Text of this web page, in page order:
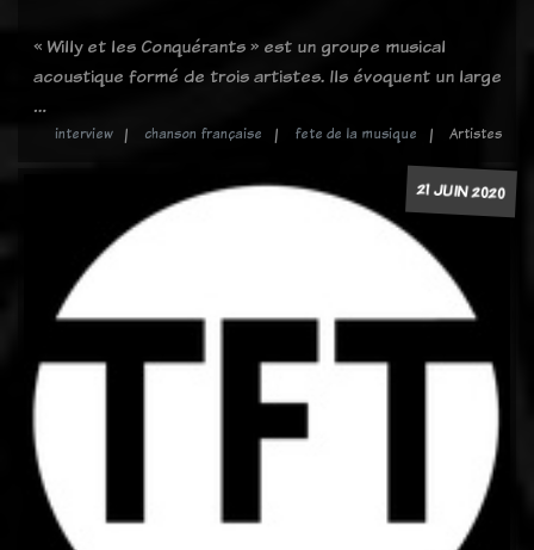
« Willy et les Conquérants » est un groupe musical
acoustique formé de trois artistes. Ils évoquent un large
…
interview chanson française fete de la musique Artistes
21 JUIN 2020